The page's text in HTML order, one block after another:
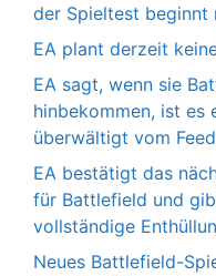
der Spieltest beginnt
EA plant derzeit
EA sagt, wenn sie
hinbekommen, ist es
überwältigt vom
EA bestätigt das
für Battlefield und
vollständige
Neues Battlefield-